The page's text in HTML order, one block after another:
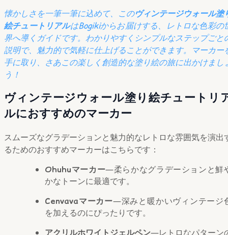
懐かしさを一筆一筆に込めて、このヴィンテージウォール塗
絵チュートリアルはBogikiからお届けする、レトロな色彩の
界へ導くガイドです。わかりやすくシンプルなステップごと
説明で、魅力的で気軽に仕上げることができます。マーカー
手に取り、さあこの楽しく創造的な塗り絵の旅に出かけまし
う！
ヴィンテージウォール塗り絵チュートリ
ルにおすすめのマーカー
スムーズなグラデーションと魅力的なレトロな雰囲気を演出
るためのおすすめマーカーはこちらです：
Ohuhuマーカー―柔らかなグラデーションと鮮
かなトーンに最適です。
Cenvavaマーカー―深みと暖かいヴィンテージ
を加えるのにぴったりです。
アクリルホワイトジェルペン―レトロなパターン